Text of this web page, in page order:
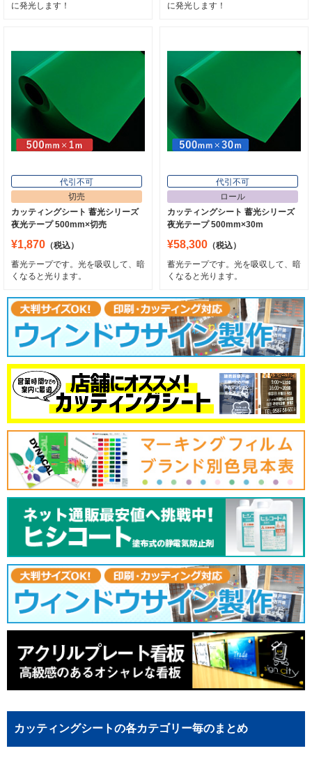
に発光します！
に発光します！
代引不可
切売
カッティングシート 蓄光シリーズ
夜光テープ 500mm×切売
¥1,870 （税込）
蓄光テープです。光を吸収して、暗
くなると光ります。
代引不可
ロール
カッティングシート 蓄光シリーズ
夜光テープ 500mm×30m
¥58,300 （税込）
蓄光テープです。光を吸収して、暗
くなると光ります。
カッティングシートの各カテゴリー毎のまとめ